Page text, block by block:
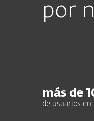
por
más de
de usuarios